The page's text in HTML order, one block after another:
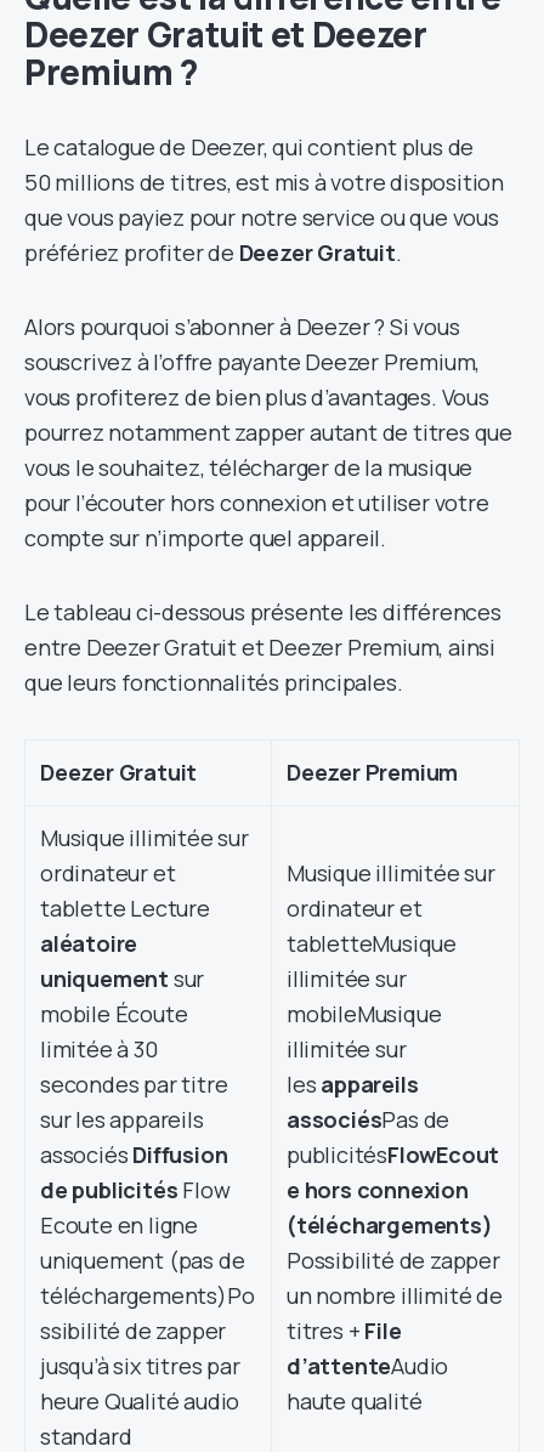
Deezer Gratuit et Deezer
Premium ?
Le catalogue de Deezer, qui contient plus de
50 millions de titres, est mis à votre disposition
que vous payiez pour notre service ou que vous
préfériez profiter de Deezer Gratuit.
Alors pourquoi s’abonner à Deezer ? Si vous
souscrivez à l’offre payante Deezer Premium,
vous profiterez de bien plus d’avantages. Vous
pourrez notamment zapper autant de titres que
vous le souhaitez, télécharger de la musique
pour l’écouter hors connexion et utiliser votre
compte sur n’importe quel appareil.
Le tableau ci-dessous présente les différences
entre Deezer Gratuit et Deezer Premium, ainsi
que leurs fonctionnalités principales.
Deezer Gratuit Deezer Premium
Musique illimitée sur
ordinateur et
tablette Lecture
aléatoire
uniquement sur
mobile Écoute
limitée à 30
secondes par titre
sur les appareils
associés Diffusion
de publicités Flow
Ecoute en ligne
uniquement (pas de
téléchargements)Po
ssibilité de zapper
jusqu’à six titres par
heure Qualité audio
standard
Musique illimitée sur
ordinateur et
tabletteMusique
illimitée sur
mobileMusique
illimitée sur
les appareils
associésPas de
publicitésFlowEcout
e hors connexion
(téléchargements)
Possibilité de zapper
un nombre illimité de
titres + File
d’attenteAudio
haute qualité